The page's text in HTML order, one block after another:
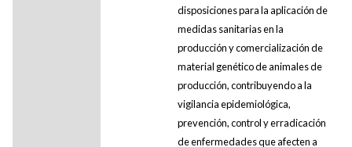
disposiciones para la aplicación de
medidas sanitarias en la
producción y comercialización de
material genético de animales de
producción, contribuyendo a la
vigilancia epidemiológica,
prevención, control y erradicación
de enfermedades que afecten a